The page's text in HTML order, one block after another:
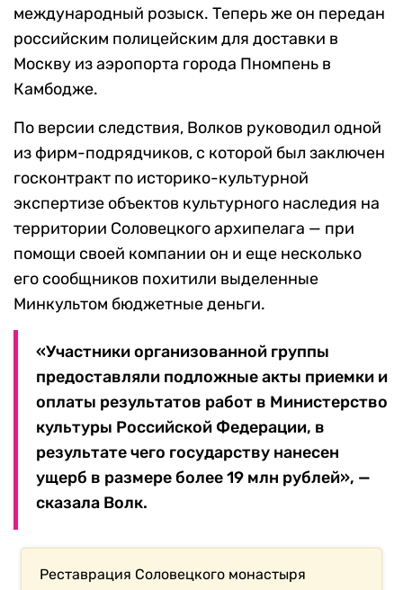
международный розыск. Теперь же он передан
российским полицейским для доставки в
Москву из аэропорта города Пномпень в
Камбодже.
По версии следствия, Волков руководил одной
из фирм-подрядчиков, с которой был заключен
госконтракт по историко-культурной
экспертизе объектов культурного наследия на
территории Соловецкого архипелага — при
помощи своей компании он и еще несколько
его сообщников похитили выделенные
Минкультом бюджетные деньги.
«Участники организованной группы
предоставляли подложные акты приемки и
оплаты результатов работ в Министерство
культуры Российской Федерации, в
результате чего государству нанесен
ущерб в размере более 19 млн рублей», —
сказала Волк.
Реставрация Соловецкого монастыря